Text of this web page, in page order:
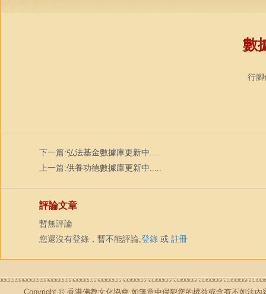
數
行腳
下一篇:弘法基金數據庫更新中.....
上一篇:供養功德數據庫更新中.....
評論文章
暫無評論
您還沒有登錄，暫不能評論,登錄 或 註冊
Copyright © 香港佛教文化協會 如無意中侵犯您的權益或含有不如法內